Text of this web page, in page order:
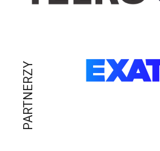
PARTNERZY